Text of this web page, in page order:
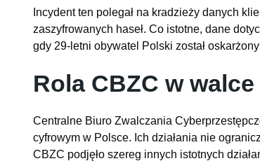
Incydent ten polegał na kradzieży danych
zaszyfrowanych haseł. Co istotne, dane
gdy 29-letni obywatel Polski został
Rola CBZC w
Centralne Biuro Zwalczania
cyfrowym w Polsce. Ich działania nie
CBZC podjęło szereg innych istotnych